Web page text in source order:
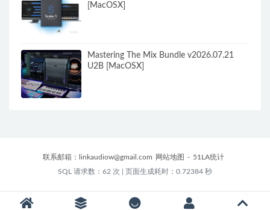
[MacOSX]
Mastering The Mix Bundle v2026.07.21
U2B [MacOSX]
联系邮箱： linkaudiow@gmail.com 网站地图 - 51LA统计
SQL 请求数：62 次
页面生成耗时：0.72384 秒